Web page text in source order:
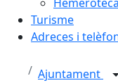
Turisme
Adreces i
Ajuntament